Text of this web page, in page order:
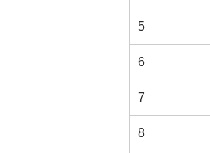
5
6
7
8